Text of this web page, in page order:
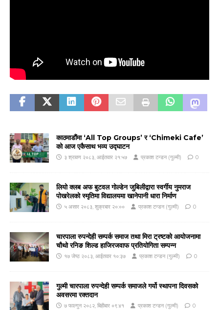
काठमाडौंमा ‘All Top Groups’ र ‘Chimeki Cafe’
को आज एकैसाथ भव्य उद्घाटन
३ श्रावण २०८३, आईतवार २१:५७ प्रकाश टन्डन (गुल्मी) 0
लियो क्लब अफ बुटवल गोल्डेन जुबिलीद्वारा स्वर्गीय नुमराज
पोखरेलको स्मृतिमा विद्यालयमा खानेपानी धारा निर्माण
५ असार २०८३, शुक्रबार २०:०० प्रकाश टन्डन (गुल्मी) 0
चारपाला रुपन्देही सम्पर्क समाज तथा मिरा ट्रष्टको आयोजनामा
चौथो रनिङ शिल्ड हाजिरजवाफ प्रतियोगिता सम्पन्न
१७ जेष्ठ २०८३, आईतवार १०:३७ प्रकाश टन्डन (गुल्मी) 0
गुल्मी चारपाला रुपन्देही सम्पर्क समाजले गर्यो स्थापना दिवसको
अवसरमा रक्तदान
७ फाल्गुन २०८२, बिहीबार ०९:४१ प्रकाश टन्डन (गुल्मी) 0